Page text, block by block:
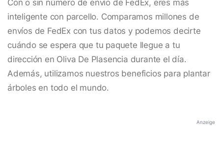
Con o sin número de envío de FedEx, eres más
inteligente con parcello. Comparamos millones de
envíos de FedEx con tus datos y podemos decirte
cuándo se espera que tu paquete llegue a tu
dirección en Oliva De Plasencia durante el día.
Además, utilizamos nuestros beneficios para plantar
árboles en todo el mundo.
Anzeige